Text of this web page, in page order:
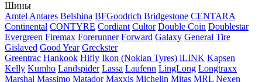
Шины
AmtelAntares Belshina BFGoodrich Bridgestone CENTARA
Continental CONTYRE Cordiant Cultor Double Coin Doublestar
Evergreen Firemax Forerunner Forward Galaxy General Tire
Gislaved Good Year Greckster
Greentrac Hankook Hifly Ikon (Nokian Tyres) iLINK Kapsen
Kelly Kumho Landspider Lassa Laufenn LingLong Longtraxx
Marshal Massimo Matador Maxxis Michelin Mitas MRL Nexen